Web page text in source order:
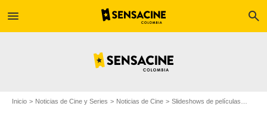
menu search
Inicio Noticias de Cine y Series Noticias de Cine Slideshows de películas